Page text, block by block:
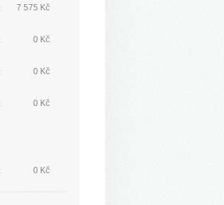
7 575 Kč
0 Kč
0 Kč
0 Kč
0 Kč